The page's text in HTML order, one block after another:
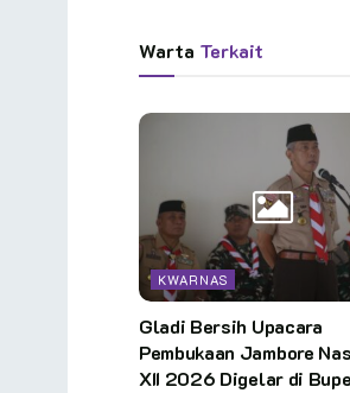
Warta Terkait
KWARNAS
Gladi Bersih Upacara
Pembukaan Jambore
XII 2026 Digelar di